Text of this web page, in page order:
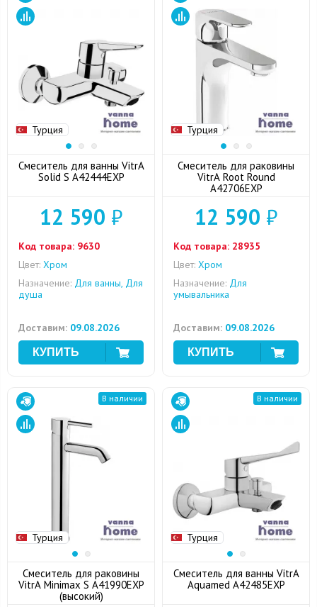
Турция
Смеситель для ванны VitrA
Solid S A42444EXP
12 590 ₽
Код товара: 9630
Цвет: Хром
Назначение: Для ванны, Для
душа
Доставим: 09.08.2026
Турция
Смеситель для раковины
VitrA Root Round
A42706EXP
12 590 ₽
Код товара: 28935
Цвет: Хром
Назначение: Для
умывальника
Доставим: 09.08.2026
Турция
В наличии
Смеситель для раковины
VitrA Minimax S A41990EXP
(высокий)
Турция
В наличии
Смеситель для ванны VitrA
Aquamed A42485EXP